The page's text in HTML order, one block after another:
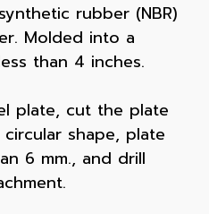
rubber (NBR)
Molded into a
than 4 inches.
plate, cut the plate
shape, plate
6 mm., and drill